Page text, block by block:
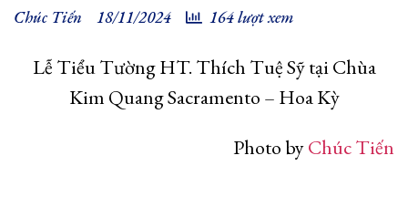
Chúc Tiến 18/11/2024 164 lượt xem
Lễ Tiểu Tường HT. Thích Tuệ Sỹ tại Chùa
Kim Quang Sacramento – Hoa Kỳ
Photo byChúc Tiến